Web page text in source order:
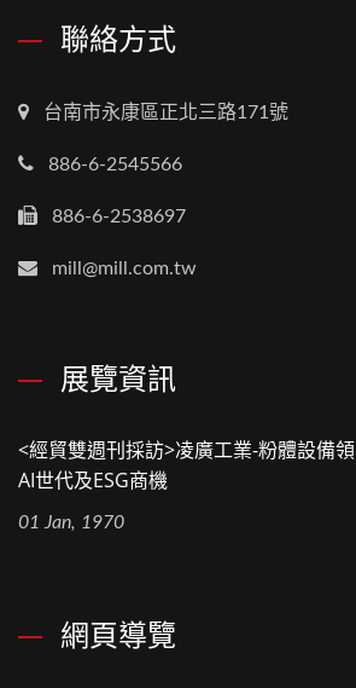
聯絡方式
台南市永康區正北三路171號
886-6-2545566
886-6-2538697
mill@mill.com.tw
展覽資訊
<經貿雙週刊採訪>凌廣工業-粉體設備
AI世代及ESG商機
01 Jan, 1970
網頁導覽